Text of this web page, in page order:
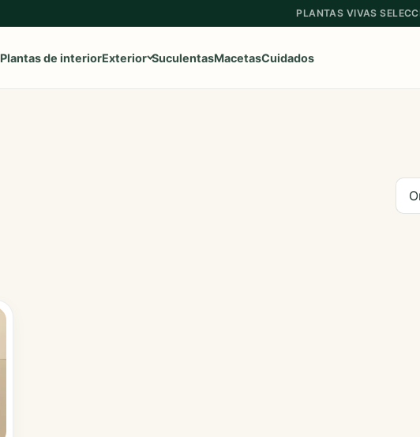
PLANTAS VIVAS
Plantas de interiorExterior SuculentasMacetasCuidados